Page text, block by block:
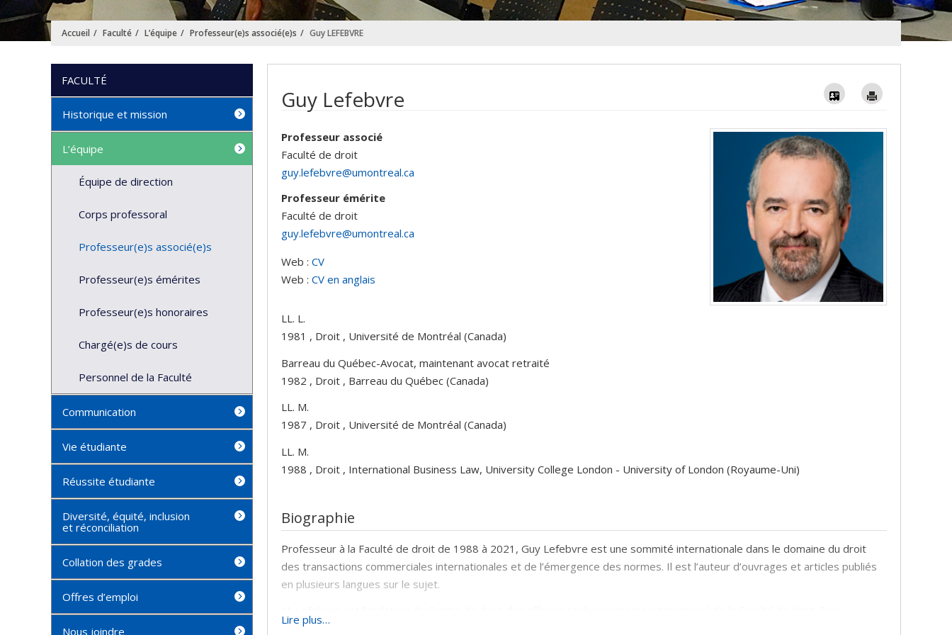
Accueil Faculté L’équipe Professeur(e)s associé(e)s Guy LEFEBVRE
Guy Lefebvre Vcard
Professeur associé
Faculté de droit
guy.lefebvre@umontreal.ca
Professeur émérite
Faculté de droit
guy.lefebvre@umontreal.ca
Web : CV
Web : CV en anglais
LL. L.
1981 , Droit , Université de Montréal (Canada)
Barreau du Québec-Avocat, maintenant avocat retraité
1982 , Droit , Barreau du Québec (Canada)
LL. M.
1987 , Droit , Université de Montréal (Canada)
LL. M.
1988 , Droit , International Business Law, University College London - University of London (Royaume-Uni)
Biographie
Professeur à la Faculté de droit de 1988 à 2021, Guy Lefebvre est une sommité internationale dans le domaine du droit
des transactions commerciales internationales et de l’émergence des normes. Il est l’auteur d’ouvrages et articles publiés
en plusieurs langues sur le sujet.
expertise reconnue en droit des affaires et en éducation internationale fait de lui un expert consulté par de nombreuses
Lire plus…
FACULTÉ
Historique et mission
L’équipe
Équipe de direction
Corps professoral
Professeur(e)s associé(e)s
Professeur(e)s émérites
Professeur(e)s honoraires
Chargé(e)s de cours
Personnel de la Faculté
Communication
Vie étudiante
Réussite étudiante
Diversité, équité, inclusion
et réconciliation
Collation des grades
Offres d’emploi
Nous joindre